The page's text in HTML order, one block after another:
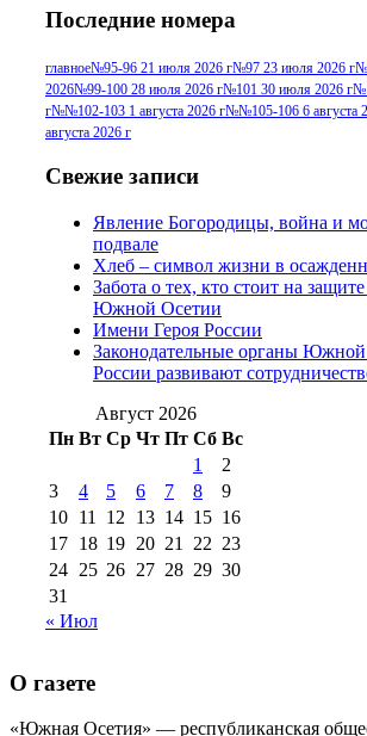
июля 2017 г(11)№96 9
г(13) №96 28 июля 2015 г(9)
июля 2014 г(10)№96+97
2016 г(13)
июля 2017 г
2012 г
(15)
№97 30
(15)№98 1 августа 2015 г
августа 2016 г(10)№98 5 июля
№98 8 августа 2013 г
августа 2012 г(14)
2017 г(9)
№99 4
2016 г(12) №99 8 июля 2014 г
августа 2012 г(11)
августа 2013 г
(12)
Последние номера
главное№95-96 21 июля 2026 г№97 23 июля 2026 г
2026№99-100 28 июля 2026 г№101 30 июля 2026 г
г№№102-103 1 августа 2026 г№№105-106 6 августа
августа 2026 г
Свежие записи
Явление Богородицы, война и
подвале
Хлеб – символ жизни в
Забота о тех, кто стоит на
Южной Осетии
Имени Героя России
Законодательные органы
России развивают
Август 2026
Пн Вт Ср Чт Пт Сб Вс
1
2
3
4 5 6 7 8
9
10 11 12 13 14 15 16
17 18 19 20 21 22 23
24 25 26 27 28 29 30
31
« Июл
О газете
«Южная Осетия» — республиканская